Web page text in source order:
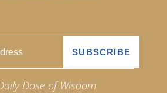
Dose of Wisdom